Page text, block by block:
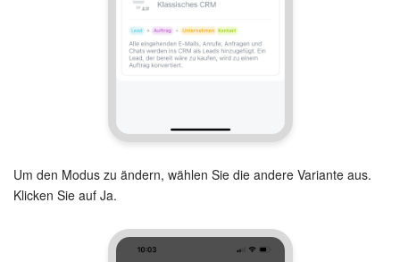
KI in Bitrix24
Elektronische Unterschrift für HR
Bestandsverwaltung
Um den Modus zu ändern, wählen Sie die andere Variante aus.
Klicken Sie auf Ja.